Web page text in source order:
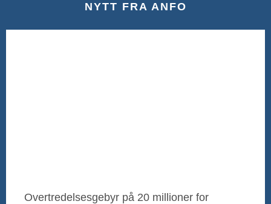
NYTT FRA ANFO
Overtredelsesgebyr på 20 millioner for